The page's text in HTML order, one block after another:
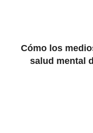
Cómo los
salud mental